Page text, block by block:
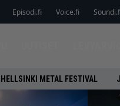
Episodi.fi Voice.fi
HELLSINKI METAL FESTIVAL